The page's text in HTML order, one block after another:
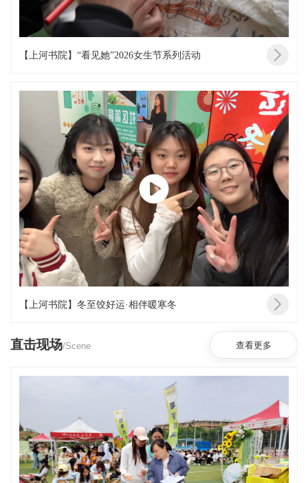
【上河书院】“看见她”2026女生节系列活动
【上河书院】冬至饺好运·相伴暖寒冬
直击现场/Scene 查看更多